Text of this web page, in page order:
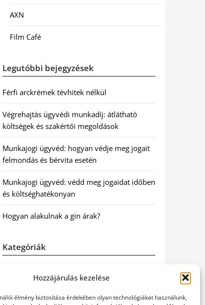
Hozzájárulás kezelése
élmény biztosítása érdekében olyan technológiákat használunk,
AXN
Film Café
Legutóbbi bejegyzések
Férfi arckrémek tévhitek nélkül
Végrehajtás ügyvédi munkadíj: átlátható
költségek és szakértői megoldások
Munkajogi ügyvéd: hogyan védje meg jogait
felmondás és bérvita esetén
Munkajogi ügyvéd: védd meg jogaidat időben
és költséghatékonyan
Hogyan alakulnak a gin árak?
Kategóriák
Hírek